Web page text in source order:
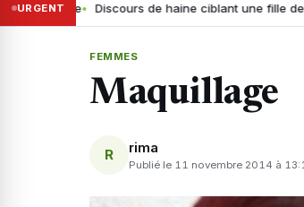
URGENT
Discours de haine ciblant une fille de 8 ans :
FEMMES
Maquillage
R rima
Publié le 11 novembre 2014 à